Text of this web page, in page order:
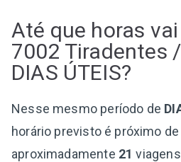
Até que horas
7002 Tiradentes
DIAS ÚTEIS?
Nesse mesmo período de
horário previsto é próximo de
aproximadamente 21